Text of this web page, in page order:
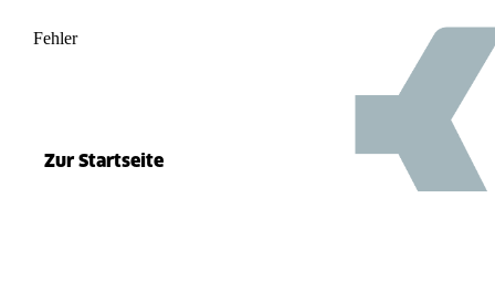
Fehler 500
Zur Startseite